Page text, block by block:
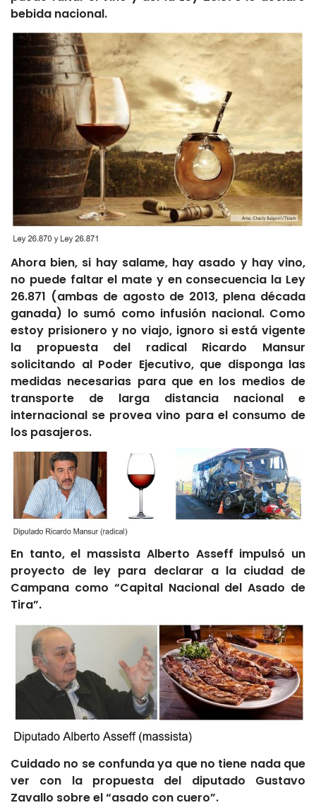
bebida nacional.
Ahora bien, si hay salame, hay asado y hay vino,
no puede faltar el mate y en consecuencia la Ley
26.871 (ambas de agosto de 2013, plena década
ganada) lo sumó como infusión nacional. Como
estoy prisionero y no viajo, ignoro si está vigente
la propuesta del radical Ricardo Mansur
solicitando al Poder Ejecutivo, que disponga las
medidas necesarias para que en los medios de
transporte de larga distancia nacional e
internacional se provea vino para el consumo de
los pasajeros.
En tanto, el massista Alberto Asseff impulsó un
proyecto de ley para declarar a la ciudad de
Campana como “Capital Nacional del Asado de
Tira”.
Cuidado no se confunda ya que no tiene nada que
ver con la propuesta del diputado Gustavo
Zavallo sobre el “asado con cuero”.